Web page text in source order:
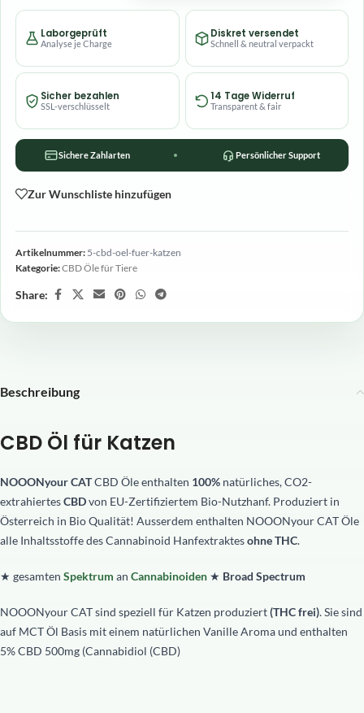
Laborgeprüft
Analyse je Charge
Diskret versendet
Schnell & neutral verpackt
Sicher bezahlen
SSL-verschlüsselt
14 Tage Widerruf
Transparent & fair
Sichere Zahlarten Persönlicher Support
Zur Wunschliste hinzufügen
Artikelnummer: 5-cbd-oel-fuer-katzen
Kategorie:CBD Öle für Tiere
Share:
Beschreibung
CBD Öl für Katzen
NOOONyour CATCBD Öle enthalten 100% natürliches, CO2-
extrahiertesCBDvon EU-Zertifiziertem Bio-Nutzhanf. Produziert in
Österreich in Bio Qualität! Ausserdem enthalten NOOONyour CAT Öle
alle Inhaltsstoffe des Cannabinoid Hanfextraktesohne THC.
★ gesamten Spektrum an Cannabinoiden ★ Broad Spectrum
NOOONyour CAT sind speziell für Katzen produziert(THC frei). Sie sind
auf MCT Öl Basis mit einem natürlichen Vanille Aroma und enthalten
5% CBD 500mg (Cannabidiol (CBD)